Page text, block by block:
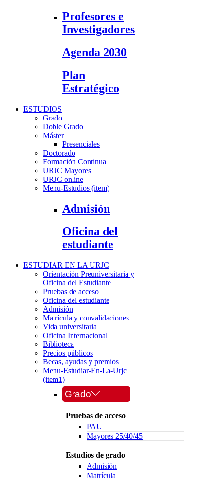
Profesores e
Investigadores
Agenda 2030
Plan
Estratégico
ESTUDIOS
Grado
Doble Grado
Máster
Presenciales
Doctorado
Formación Continua
URJC Mayores
URJC online
Menu-Estudios (item)
Admisión
Oficina del
estudiante
ESTUDIAR EN LA URJC
Orientación Preuniversitaria y
Oficina del Estudiante
Pruebas de acceso
Oficina del estudiante
Admisión
Matrícula y convalidaciones
Vida universitaria
Oficina Internacional
Biblioteca
Precios públicos
Becas, ayudas y premios
Menu-Estudiar-En-La-Urjc
(item1)
Grado
Pruebas de acceso
PAU
Mayores 25/40/45
Estudios de grado
Admisión
Matrícula